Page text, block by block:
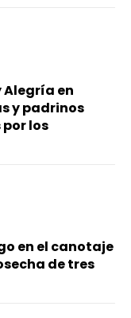
Alegría en
y padrinos
los
en el canotaje
de tres